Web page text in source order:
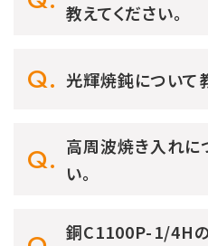
教えてください。
光輝焼鈍について
高周波焼き入れに
い。
銅C1100P-1/4H